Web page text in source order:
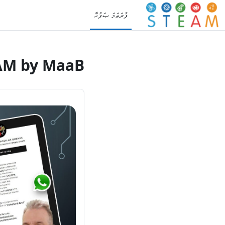
މައިކޮންޓެންޓަށް ސްކިޕްކޮށްލާ
ފުރަތަމަ ޞަފުޙާ
by MaaB